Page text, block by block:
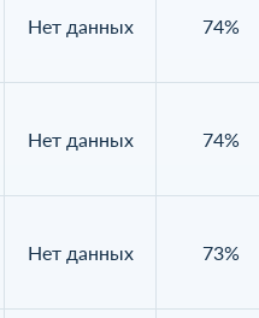
Нет данных 74%
Нет данных 74%
Нет данных 73%